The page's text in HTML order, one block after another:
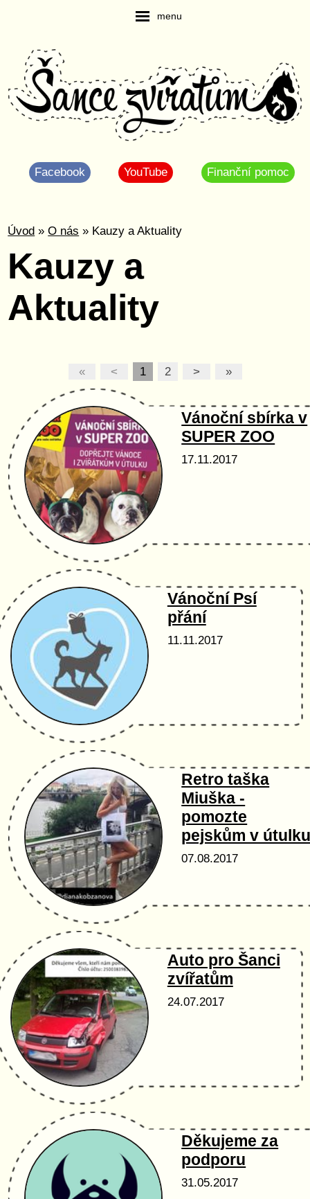
menu
Facebook YouTube Finanční pomoc
Úvod »O nás » Kauzy a Aktuality
Kauzy a
Aktuality
« < 1 2 > »
Vánoční sbírka v
SUPER ZOO
17.11.2017
Vánoční Psí
přání
11.11.2017
Retro taška
Miuška -
pomozte
pejskům v
07.08.2017
Auto pro Šanci
zvířatům
24.07.2017
Děkujeme za
podporu
31.05.2017